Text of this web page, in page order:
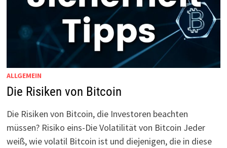
ALLGEMEIN
Die Risiken von Bitcoin
Die Risiken von Bitcoin, die Investoren beachten
müssen? Risiko eins-Die Volatilität von Bitcoin Jeder
weiß, wie volatil Bitcoin ist und diejenigen, die in diese